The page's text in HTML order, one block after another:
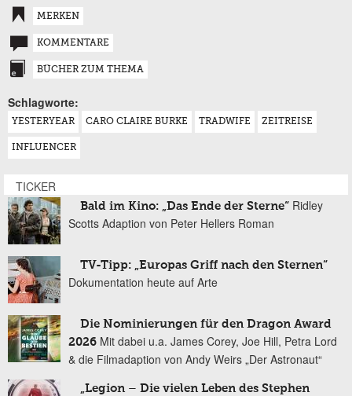
MERKEN
KOMMENTARE
BÜCHER ZUM THEMA
Schlagworte:
YESTERYEAR CARO CLAIRE BURKE TRADWIFE ZEITREISE
INFLUENCER
TICKER
Bald im Kino: „Das Ende der Sterne“ Ridley
Scotts Adaption von Peter Hellers Roman
TV-Tipp: „Europas Griff nach den Sternen“
Dokumentation heute auf Arte
Die Nominierungen für den Dragon Award
2026 Mit dabei u.a. James Corey, Joe Hill, Petra Lord
& die Filmadaption von Andy Weirs „Der Astronaut“
„Legion – Die vielen Leben des Stephen